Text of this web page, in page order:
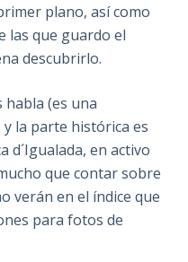
plano, así como
las que guardo el
descubrirlo.
habla (es una
y la parte histórica es
d´Igualada, en activo
que contar sobre
verán en el índice que
para fotos de